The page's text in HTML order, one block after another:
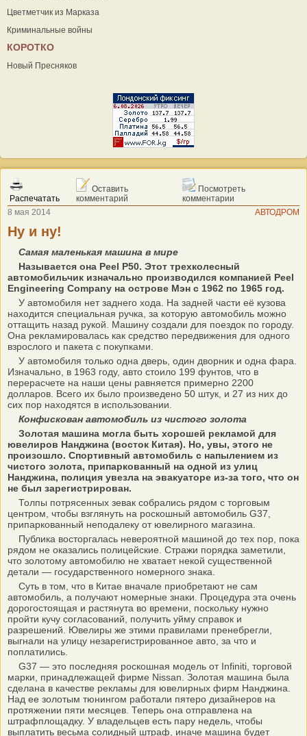
Цветметчик из Марказа
Криминальные войны
КОРОТКО
Новый Пресняков
Распечатать
Оставить
комментарий
Посмотреть
комментарии
8 мая 2014
АВТОДРОМ
Ну и ну!
Самая маленькая машина в мире
Называется она Peel P50. Этот трехколесный
автомобильчик изначально производился компанией Peel
Engineering Company на острове Мэн с 1962 по 1965 год.
У автомобиля нет заднего хода. На задней части её кузова
находится специальная ручка, за которую автомобиль можно
оттащить назад рукой. Машину создали для поездок по городу.
Она рекламировалась как средство передвижения для одного
взрослого и пакета с покупками.
У автомобиля только одна дверь, один дворник и одна фара.
Изначально, в 1963 году, авто стоило 199 фунтов, что в
перерасчете на наши цены равняется примерно 2200
долларов. Всего их было произведено 50 штук, и 27 из них до
сих пор находятся в использовании.
Конфискован автомобиль из чистого золота
Золотая машина могла быть хорошей рекламой для
ювелиров Нанджина (восток Китая). Но, увы, этого не
произошло. Спортивный автомобиль с напылением из
чистого золота, припаркованный на одной из улиц
Нанджина, полиция увезла на эвакуаторе из-за того, что он
не был зарегистрирован.
Толпы потрясенных зевак собрались рядом с торговым
центром, чтобы взглянуть на роскошный автомобиль G37,
припаркованный неподалеку от ювелирного магазина.
Публика восторгалась невероятной машиной до тех пор, пока
рядом не оказались полицейские. Стражи порядка заметили,
что золотому автомобилю не хватает некой существенной
детали — государственного номерного знака.
Суть в том, что в Китае вначале приобретают не сам
автомобиль, а получают номерные знаки. Процедура эта очень
дорогостоящая и растянута во времени, поскольку нужно
пройти кучу согласований, получить уйму справок и
разрешений. Ювелиры же этими правилами пренебрегли,
выгнали на улицу незарегистрированное авто, за что и
поплатились.
G37 — это последняя роскошная модель от Infiniti, торговой
марки, принадлежащей фирме Nissan. Золотая машина была
сделана в качестве рекламы для ювелирных фирм Нанджина.
Над ее золотым тюнингом работали пятеро дизайнеров на
протяжении пяти месяцев. Теперь она отправлена на
штрафплощадку. У владельцев есть пару недель, чтобы
выплатить весьма солидный штраф, иначе машина будет